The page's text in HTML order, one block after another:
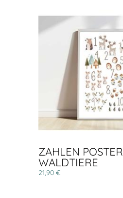
ZAHLEN POSTER
WALDTIERE
21,90 €